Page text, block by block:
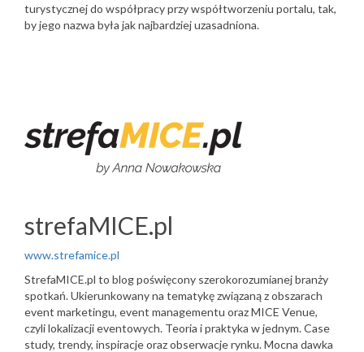
turystycznej do współpracy przy współtworzeniu portalu, tak,
by jego nazwa była jak najbardziej uzasadniona.
strefaMICE.pl
www.strefamice.pl
StrefaMICE.pl to blog poświęcony szerokorozumianej branży
spotkań. Ukierunkowany na tematykę związaną z obszarach
event marketingu, event managementu oraz MICE Venue,
czyli lokalizacji eventowych. Teoria i praktyka w jednym. Case
study, trendy, inspiracje oraz obserwacje rynku. Mocna dawka